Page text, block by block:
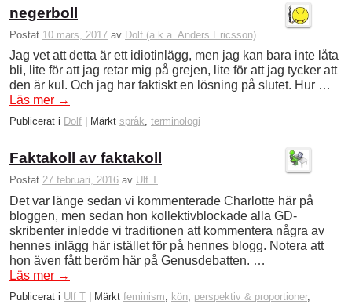
negerboll
Postat 10 mars, 2017 av Dolf (a.k.a. Anders Ericsson)
Jag vet att detta är ett idiotinlägg, men jag kan bara inte låta
bli, lite för att jag retar mig på grejen, lite för att jag tycker att
den är kul. Och jag har faktiskt en lösning på slutet. Hur …
Läs mer →
Publicerat i Dolf Märkt språk, terminologi
Faktakoll av faktakoll
Postat 27 februari, 2016 av Ulf T
Det var länge sedan vi kommenterade Charlotte här på
bloggen, men sedan hon kollektivblockade alla GD-
skribenter inledde vi traditionen att kommentera några av
hennes inlägg här istället för på hennes blogg. Notera att
hon även fått beröm här på Genusdebatten. …
Läs mer →
Publicerat i Ulf T Märkt feminism kön perspektiv & proportioner,